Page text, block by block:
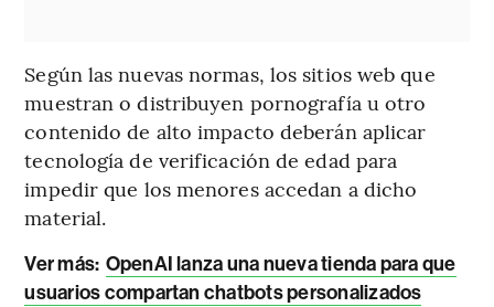
Según las nuevas normas, los sitios web que
muestran o distribuyen pornografía u otro
contenido de alto impacto deberán aplicar
tecnología de verificación de edad para
impedir que los menores accedan a dicho
material.
Ver más: OpenAI lanza una nueva tienda para que
usuarios compartan chatbots personalizados